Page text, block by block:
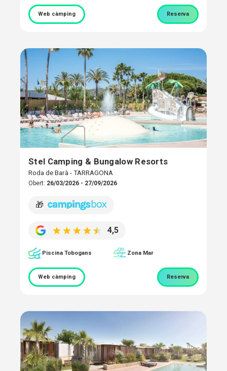
Web càmping Reserva
Stel Camping & Bungalow Resorts
Roda de Barà - TARRAGONA
Obert: 26/03/2026 - 27/09/2026
🎁
4,5
Piscina Tobogans Zona Mar
Web càmping Reserva